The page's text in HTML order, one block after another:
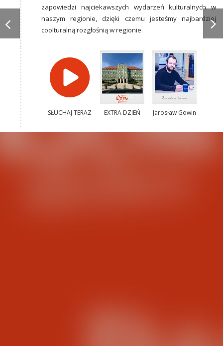
zapowiedzi najciekawszych wydarzeń kulturalnych w
naszym regionie, dzięki czemu jesteśmy najbardziej
coolturalną rozgłośnią w regionie.
SŁUCHAJ TERAZ EXTRA DZIEŃ Jarosław Gowin